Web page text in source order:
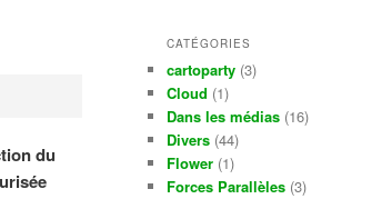
du
CATÉGORIES
cartoparty (3)
Cloud (1)
Dans les médias (16)
Divers (44)
Flower (1)
Forces Parallèles (3)